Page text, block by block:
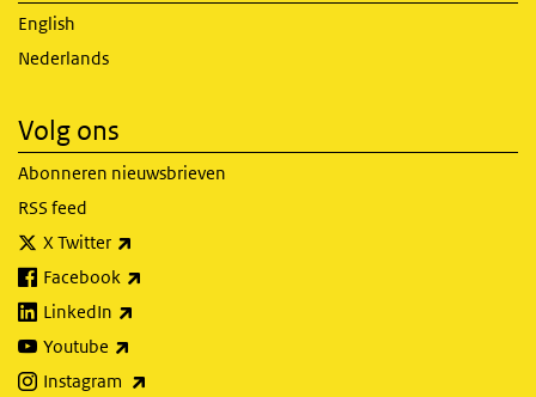
English
Nederlands
Volg ons
Abonneren nieuwsbrieven
RSS feed
X Twitter
Facebook
LinkedIn
Youtube
Instagram